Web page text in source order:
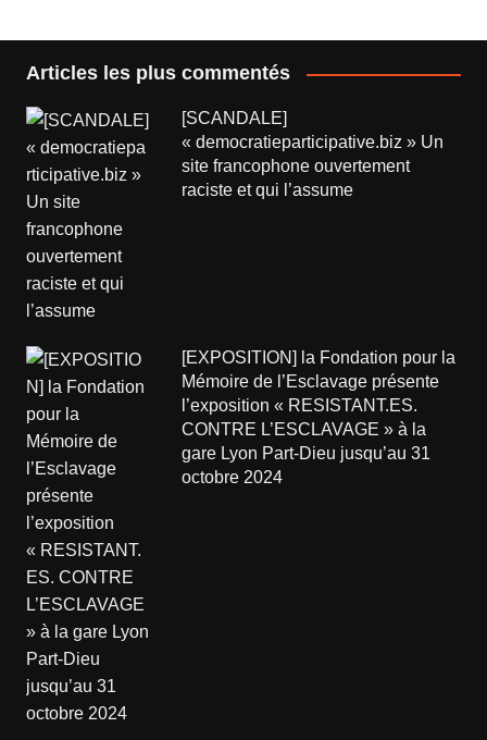
Articles les plus commentés
[SCANDALE]
« democratieparticipative.biz » Un
site francophone ouvertement
raciste et qui l’assume
[EXPOSITION] la Fondation pour la
Mémoire de l’Esclavage présente
l’exposition « RESISTANT.ES.
CONTRE L’ESCLAVAGE » à la
gare Lyon Part-Dieu jusqu’au 31
octobre 2024